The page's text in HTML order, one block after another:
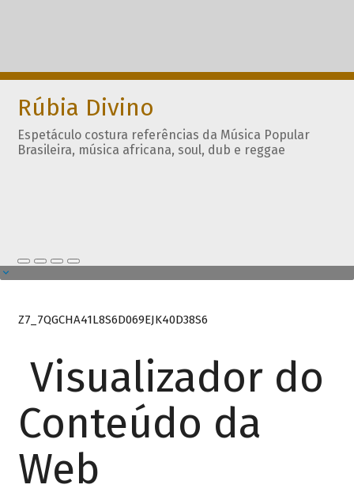
Rúbia Divino
Espetáculo costura referências da Música Popular
Brasileira, música africana, soul, dub e reggae
Z7_7QGCHA41L8S6D069EJK40D38S6
Visualizador do
Conteúdo da
Web